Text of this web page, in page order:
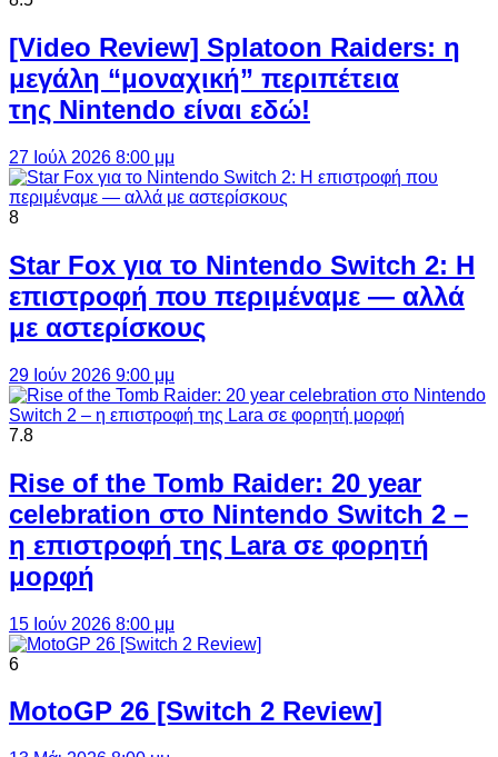
[Video Review] Splatoon Raiders: η
μεγάλη “μοναχική” περιπέτεια
της Nintendo είναι εδώ!
27 Ιούλ 2026 8:00 μμ
8
Star Fox για το Nintendo Switch 2: Η
επιστροφή που περιμέναμε — αλλά
με αστερίσκους
29 Ιούν 2026 9:00 μμ
7.8
Rise of the Tomb Raider: 20 year
celebration στο Nintendo Switch 2 –
η επιστροφή της Lara σε φορητή
μορφή
15 Ιούν 2026 8:00 μμ
6
MotoGP 26 [Switch 2 Review]